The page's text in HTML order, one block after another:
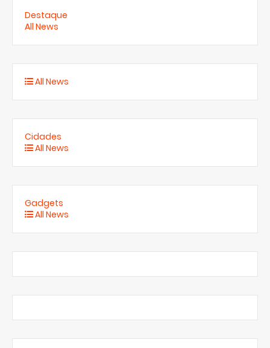
Destaque
All News
All News
Cidades
All News
Gadgets
All News